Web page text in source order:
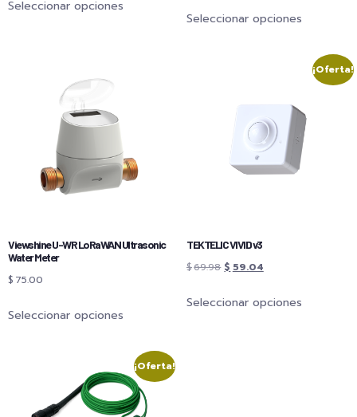
Seleccionar opciones
Seleccionar opciones
Viewshine U-WR LoRaWAN Ultrasonic
Water Meter
$ 75.00
Seleccionar opciones
¡Oferta!
TEKTELIC VIVID v3
$69.98 $ 59.04
Seleccionar opciones
¡Oferta!